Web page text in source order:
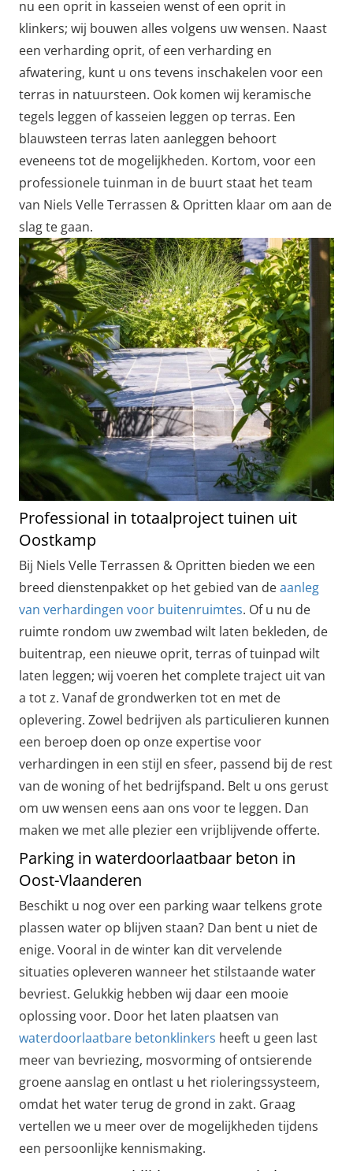
nu een oprit in kasseien wenst of een oprit in
klinkers; wij bouwen alles volgens uw wensen. Naast
een verharding oprit, of een verharding en
afwatering, kunt u ons tevens inschakelen voor een
terras in natuursteen. Ook komen wij keramische
tegels leggen of kasseien leggen op terras. Een
blauwsteen terras laten aanleggen behoort
eveneens tot de mogelijkheden. Kortom, voor een
professionele tuinman in de buurt staat het team
van Niels Velle Terrassen & Opritten klaar om aan de
slag te gaan.
Professional in totaalproject tuinen uit
Oostkamp
Bij Niels Velle Terrassen & Opritten bieden we een
breed dienstenpakket op het gebied van deaanleg
van verhardingen voor buitenruimtes. Of u nu de
ruimte rondom uw zwembad wilt laten bekleden, de
buitentrap, een nieuwe oprit, terras of tuinpad wilt
laten leggen; wij voeren het complete traject uit van
a tot z. Vanaf de grondwerken tot en met de
oplevering. Zowel bedrijven als particulieren kunnen
een beroep doen op onze expertise voor
verhardingen in een stijl en sfeer, passend bij de rest
van de woning of het bedrijfspand. Belt u ons gerust
om uw wensen eens aan ons voor te leggen. Dan
maken we met alle plezier een vrijblijvende offerte.
Parking in waterdoorlaatbaar beton in
Oost-Vlaanderen
Beschikt u nog over een parking waar telkens grote
plassen water op blijven staan? Dan bent u niet de
enige. Vooral in de winter kan dit vervelende
situaties opleveren wanneer het stilstaande water
bevriest. Gelukkig hebben wij daar een mooie
oplossing voor. Door het laten plaatsen van
waterdoorlaatbare betonklinkers heeft u geen last
meer van bevriezing, mosvorming of ontsierende
groene aanslag en ontlast u het rioleringssysteem,
omdat het water terug de grond in zakt. Graag
vertellen we u meer over de mogelijkheden tijdens
een persoonlijke kennismaking.